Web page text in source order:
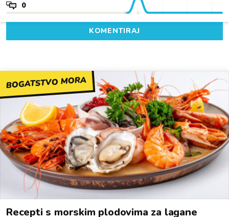
0
KOMENTIRAJ
BOGATSTVO MORA
Recepti s morskim plodovima za lagane